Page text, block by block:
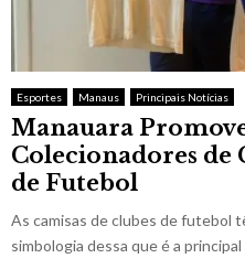
Esportes Manaus Principais Notícias
Manauara
Colecionadores de
de Futebol
As camisas de clubes de futebol
simbologia dessa que é a principal